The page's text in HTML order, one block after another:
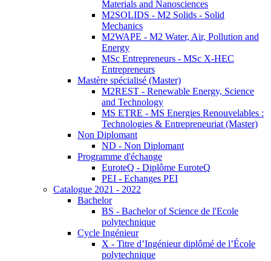
Materials and Nanosciences
M2SOLIDS - M2 Solids - Solid
Mechanics
M2WAPE - M2 Water, Air, Pollution and
Energy
MSc Entrepreneurs - MSc X-HEC
Entrepreneurs
Mastère spécialisé (Master)
M2REST - Renewable Energy, Science
and Technology
MS ETRE - MS Energies Renouvelables :
Technologies & Entrepreneuriat (Master)
Non Diplomant
ND - Non Diplomant
Programme d'échange
EuroteQ - Diplôme EuroteQ
PEI - Echanges PEI
Catalogue 2021 - 2022
Bachelor
BS - Bachelor of Science de l'Ecole
polytechnique
Cycle Ingénieur
X - Titre d’Ingénieur diplômé de l’École
polytechnique